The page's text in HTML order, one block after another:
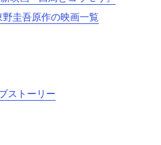
圭吾原作の映画一覧
ストーリー